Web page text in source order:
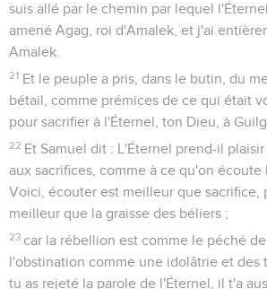
suis allé par le chemin par lequel
amené Agag, roi d'Amalek, et j'ai
Amalek.
21 Et le peuple a pris, dans le butin, du
bétail, comme prémices de ce qui était
pour sacrifier à l'Éternel, ton Dieu, à
22 Et Samuel dit : L'Éternel prend-il
aux sacrifices, comme à ce qu'on écoute
Voici, écouter est meilleur que sacrifice,
meilleur que la graisse des béliers ;
23 car la rébellion est comme le péché
l'obstination comme une idolâtrie et des
tu as rejeté la parole de l'Éternel, il t'a